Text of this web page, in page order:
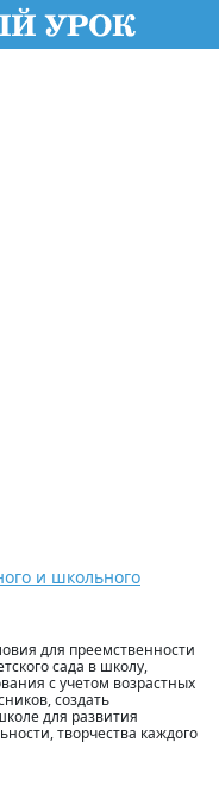
и школьного
для преемственности
сада в школу,
с учетом возрастных
создать
для развития
творчества каждого